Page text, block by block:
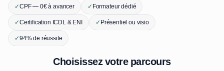
✓CPF — 0€ à avancer ✓Formateur dédié
✓Certification ICDL & ENI ✓Présentiel ou visio
✓94% de réussite
Choisissez votre parcours